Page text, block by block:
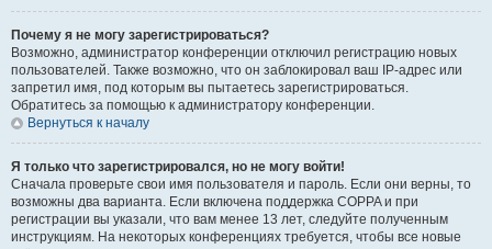
Почему я не могу зарегистрироваться?
Возможно, администратор конференции отключил регистрацию новых
пользователей. Также возможно, что он заблокировал ваш IP-адрес или
запретил имя, под которым вы пытаетесь зарегистрироваться.
Обратитесь за помощью к администратору конференции.
Вернуться к началу
Я только что зарегистрировался, но не могу войти!
Сначала проверьте свои имя пользователя и пароль. Если они верны, то
возможны два варианта. Если включена поддержка COPPA и при
регистрации вы указали, что вам менее 13 лет, следуйте полученным
инструкциям. На некоторых конференциях требуется, чтобы все новые